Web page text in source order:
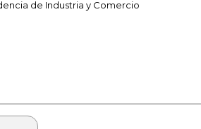
de Industria y Comercio